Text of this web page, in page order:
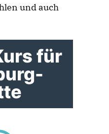
und auch
für